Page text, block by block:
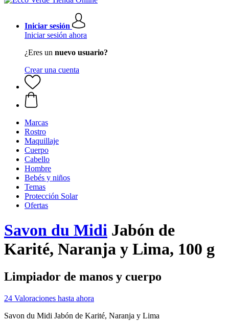
Iniciar sesión
Iniciar sesión ahora
¿Eres un nuevo usuario?
Crear una cuenta
Marcas
Rostro
Maquillaje
Cuerpo
Cabello
Hombre
Bebés y niños
Temas
Protección Solar
Ofertas
Savon du Midi Jabón de
Karité, Naranja y Lima, 100 g
Limpiador de manos y cuerpo
24 Valoraciones hasta ahora
Savon du Midi Jabón de Karité, Naranja y Lima